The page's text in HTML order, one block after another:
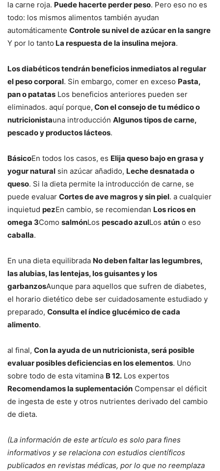
la carne roja. Puede hacerte perder peso. Pero eso no es
todo: los mismos alimentos también ayudan
automáticamente Controle su nivel de azúcar en la sangre
Y por lo tanto La respuesta de la insulina mejora.
Los diabéticos tendrán beneficios inmediatos al regular
el peso corporal. Sin embargo, comer en exceso Pasta,
pan o patatas Los beneficios anteriores pueden ser
eliminados. aquí porque, Con el consejo de tu médico o
nutricionistauna introducción Algunos tipos de carne,
pescado y productos lácteos.
BásicoEn todos los casos, es Elija queso bajo en grasa y
yogur natural sin azúcar añadido, Leche desnatada o
queso. Si la dieta permite la introducción de carne, se
puede evaluar Cortes de ave magros y sin piel. a cualquier
inquietud pezEn cambio, se recomiendan Los ricos en
omega 3Como salmónLos pescado azulLos atún o eso
caballa.
En una dieta equilibrada No deben faltar las legumbres,
las alubias, las lentejas, los guisantes y los
garbanzosAunque para aquellos que sufren de diabetes,
el horario dietético debe ser cuidadosamente estudiado y
preparado, Consulta el índice glucémico de cada
alimento.
al final, Con la ayuda de un nutricionista, será posible
evaluar posibles deficiencias en los elementos. Uno
sobre todo de esta vitamina B 12. Los expertos
Recomendamos la suplementación Compensar el déficit
de ingesta de este y otros nutrientes derivado del cambio
de dieta.
(La información de este artículo es solo para fines
informativos y se relaciona con estudios científicos
publicados en revistas médicas, por lo que no reemplaza